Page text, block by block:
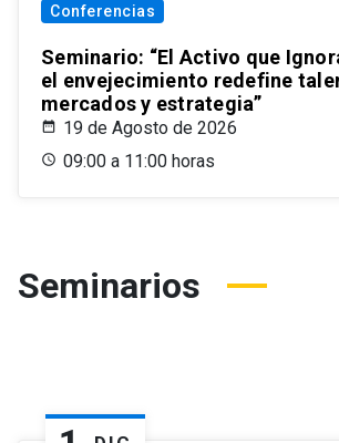
Conferencias
Seminario: “El Activo que
el envejecimiento redefine
mercados y estrategia”
19 de Agosto de 2026
09:00 a 11:00 horas
Seminarios